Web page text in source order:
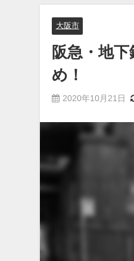
大阪市
阪急・地
め！
2020年10月21日